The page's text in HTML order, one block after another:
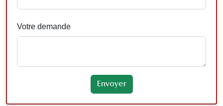
Votre demande